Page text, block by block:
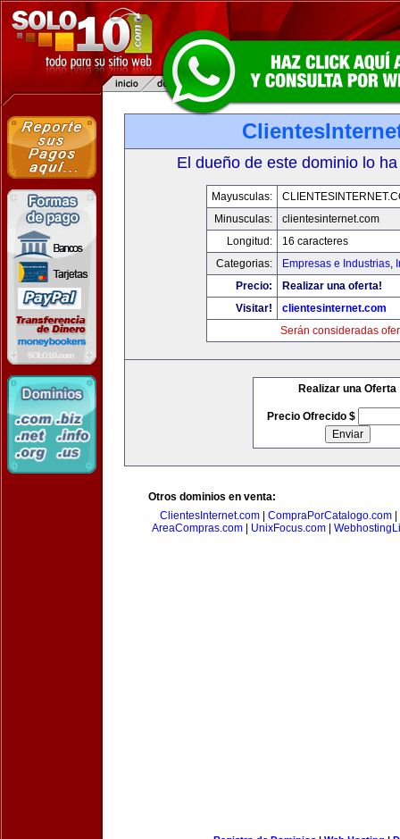
El dueño de este dominio lo
Mayusculas:
Minusculas:
clientesinternet.com
Longitud:
16 caracteres
Categorias:
Empresas e Industrias,
Precio:
Realizar una oferta!
Visitar!
clientesinternet.com
Serán consideradas
Realizar una Oferta
Precio Ofrecido $
Otros dominios en venta:
ClientesInternet.com
CompraPorCatalogo.com
AreaCompras.com
UnixFocus.com